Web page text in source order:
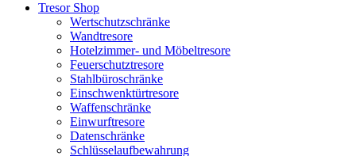
Tresor Shop
Wertschutzschränke
Wandtresore
Hotelzimmer- und Möbeltresore
Feuerschutztresore
Stahlbüroschränke
Einschwenktürtresore
Waffenschränke
Einwurftresore
Datenschränke
Schlüsselaufbewahrung